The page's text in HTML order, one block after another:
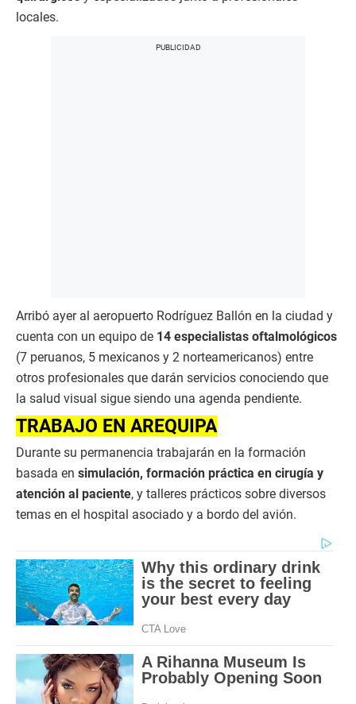
locales.
Arribó ayer al aeropuerto Rodríguez Ballón en la ciudad y
cuenta con un equipo de 14 especialistas oftalmológicos
(7 peruanos, 5 mexicanos y 2 norteamericanos) entre
otros profesionales que darán servicios conociendo que
la salud visual sigue siendo una agenda pendiente.
TRABAJO EN AREQUIPA
Durante su permanencia trabajarán en la formación
basada en simulación, formación práctica en cirugía y
atención al paciente, y talleres prácticos sobre diversos
temas en el hospital asociado y a bordo del avión.